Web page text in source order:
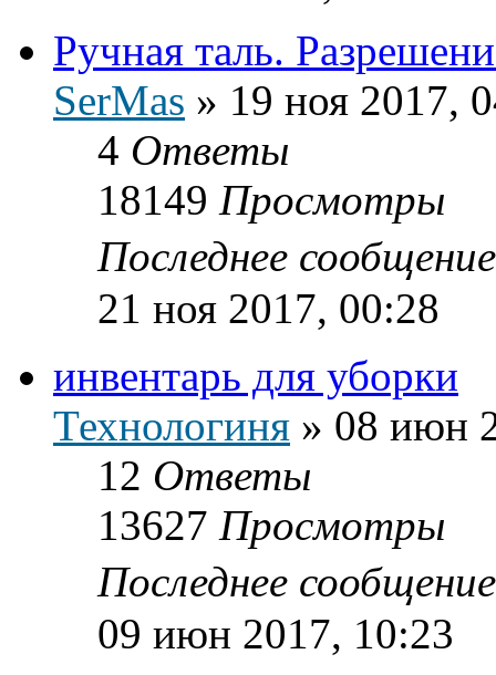
Ручная таль.
SerMas » 19 ноя 2017,
4 Ответы
18149 Просмотры
Последнее
21 ноя 2017, 00:28
инвентарь для уборки
Технологиня » 08 июн
12 Ответы
13627 Просмотры
Последнее
09 июн 2017, 10:23